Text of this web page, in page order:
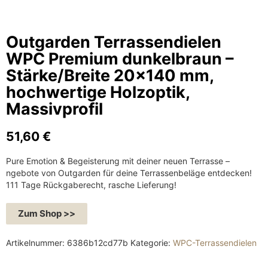
Outgarden Terrassendielen
WPC Premium dunkelbraun –
Stärke/Breite 20×140 mm,
hochwertige Holzoptik,
Massivprofil
51,60 €
Pure Emotion & Begeisterung mit deiner neuen Terrasse –
ngebote von Outgarden für deine Terrassenbeläge entdecken!
111 Tage Rückgaberecht, rasche Lieferung!
Zum Shop >>
Artikelnummer: 6386b12cd77b Kategorie: WPC-Terrassendielen